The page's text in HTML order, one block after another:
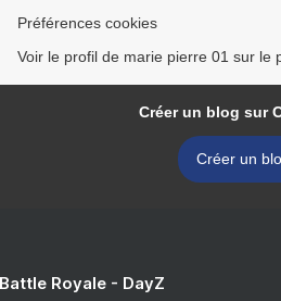
Préférences cookies
Voir le profil de marie pierre 01 sur le
Créer un blog sur
Créer un
Royale - DayZ